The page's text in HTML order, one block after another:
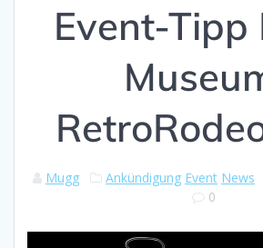
Event-Tipp
Mugg Ankündigung Event News
0